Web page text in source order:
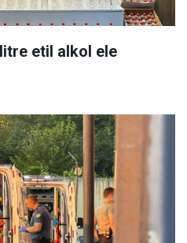
etil alkol ele